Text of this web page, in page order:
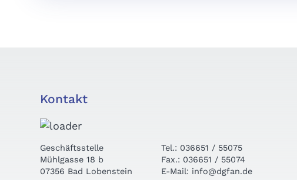
Kontakt
Geschäftsstelle
Mühlgasse 18 b
07356 Bad Lobenstein
Tel.: 036651 / 55075
Fax.: 036651 / 55074
E-Mail: info@dgfan.de